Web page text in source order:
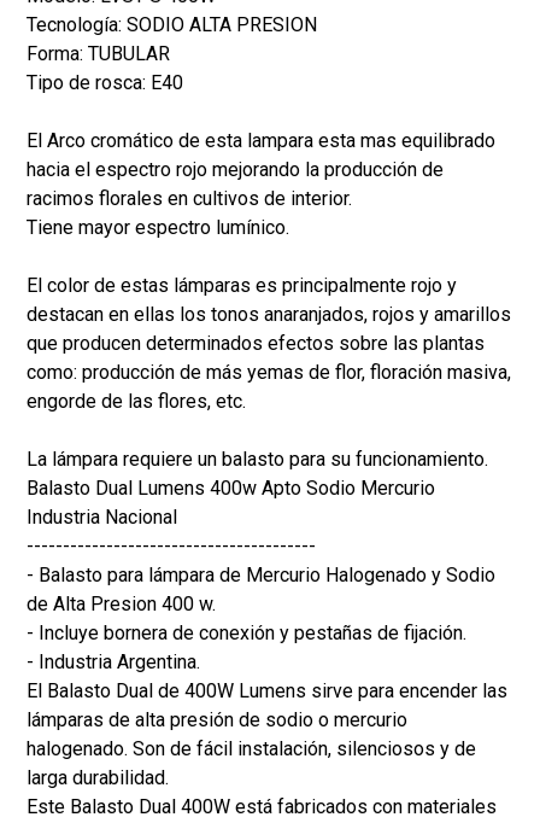
Tecnología: SODIO ALTA PRESION
Forma: TUBULAR
Tipo de rosca: E40
El Arco cromático de esta lampara esta mas equilibrado
hacia el espectro rojo mejorando la producción de
racimos florales en cultivos de interior.
Tiene mayor espectro lumínico.
El color de estas lámparas es principalmente rojo y
destacan en ellas los tonos anaranjados, rojos y amarillos
que producen determinados efectos sobre las plantas
como: producción de más yemas de flor, floración masiva,
engorde de las flores, etc.
La lámpara requiere un balasto para su funcionamiento.
Balasto Dual Lumens 400w Apto Sodio Mercurio
Industria Nacional
----------------------------------------
- Balasto para lámpara de Mercurio Halogenado y Sodio
de Alta Presion 400 w.
- Incluye bornera de conexión y pestañas de fijación.
- Industria Argentina.
El Balasto Dual de 400W Lumens sirve para encender las
lámparas de alta presión de sodio o mercurio
halogenado. Son de fácil instalación, silenciosos y de
larga durabilidad.
Este Balasto Dual 400W está fabricados con materiales